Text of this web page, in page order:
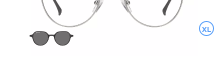
XL